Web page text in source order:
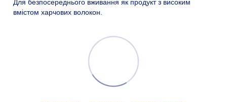
Для безпосереднього вживання як продукт з високим
вмістом харчових волокон.